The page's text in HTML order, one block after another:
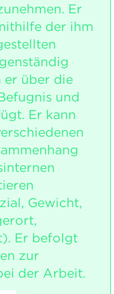
Er
der ihm
er über die
und
Er kann
Gewicht,
Er befolgt
zur
der Arbeit.